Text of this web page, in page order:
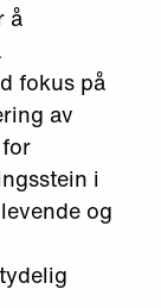
å
fokus på
av
i
og